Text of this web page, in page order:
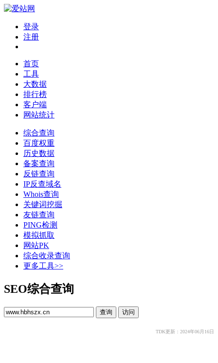
登录
注册
首页
工具
大数据
排行榜
客户端
网站统计
综合查询
百度权重
历史数据
备案查询
反链查询
IP反查域名
Whois查询
关键词挖掘
友链查询
PING检测
模拟抓取
网站PK
综合收录查询
更多工具>>
SEO综合查询
TDK更新：2024年06月16日